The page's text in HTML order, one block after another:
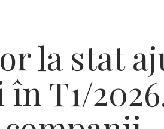
la stat
T1/